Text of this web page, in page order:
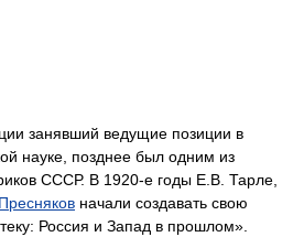
занявший ведущие позиции в
науке, позднее был одним из
СССР. В 1920-е годы Е.В. Тарле,
начали создавать свою
Россия и Запад в прошлом».